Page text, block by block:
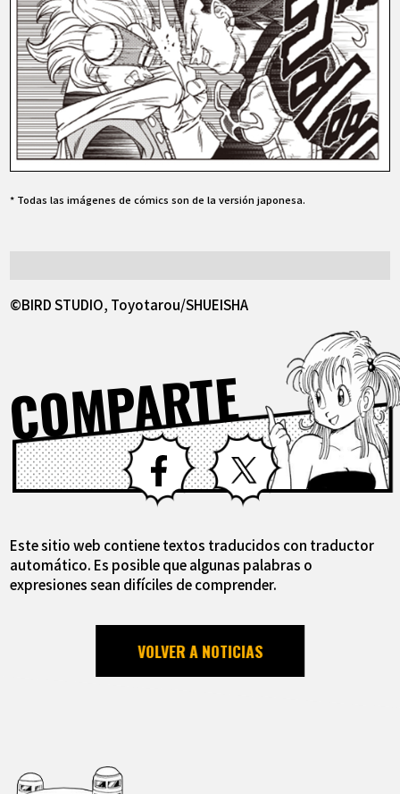
* Todas las imágenes de cómics son de la versión japonesa.
©BIRD STUDIO, Toyotarou/SHUEISHA
COMPARTE
Facebook X
Este sitio web contiene textos traducidos con traductor
automático. Es posible que algunas palabras o
expresiones sean difíciles de comprender.
VOLVER A NOTICIAS